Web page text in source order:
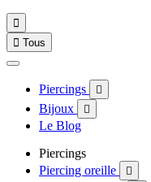

 Tous
Piercings 
Bijoux 
Le Blog
Piercings
Piercing oreille
